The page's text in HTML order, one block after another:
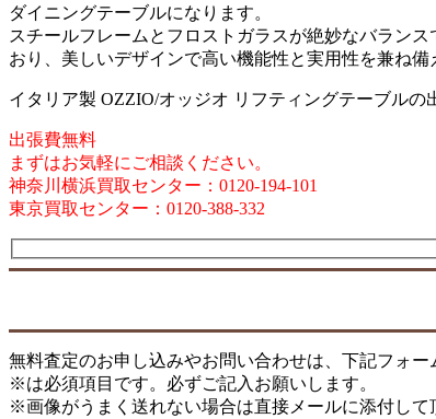
ダイニングテーブルになります。
スチールフレームとフロストガラスが絶妙なバランス
おり、美しいデザインで高い機能性と実用性を兼ね備
イタリア製 OZZIO/オッジオ リフティングテーブルの
出張費無料
まずはお気軽にご相談ください。
神奈川横浜買取センター：0120-194-101
東京買取センター：0120-388-332
無料査定のお申し込みやお問い合わせは、下記フォ
※は必須項目です。必ずご記入お願いします。
※画像がうまく送れない場合は直接メールに添付して